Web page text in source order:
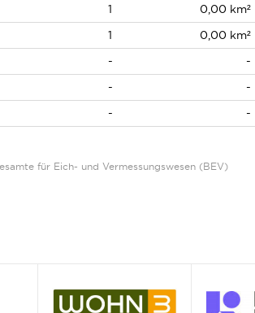
1 0,00 km²
1 0,00 km²
- -
- -
- -
für Eich- und Vermessungswesen (BEV)